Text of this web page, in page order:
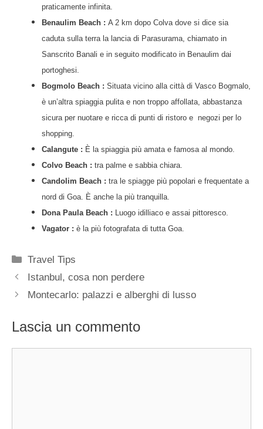
praticamente infinita.
Benaulim Beach : A 2 km dopo Colva dove si dice sia
caduta sulla terra la lancia di Parasurama, chiamato in
Sanscrito Banali e in seguito modificato in Benaulim dai
portoghesi.
Bogmolo Beach : Situata vicino alla città di Vasco Bogmalo,
è un’altra spiaggia pulita e non troppo affollata, abbastanza
sicura per nuotare e ricca di punti di ristoro e negozi per lo
shopping.
Calangute : È la spiaggia più amata e famosa al mondo.
Colvo Beach : tra palme e sabbia chiara.
Candolim Beach : tra le spiagge più popolari e frequentate a
nord di Goa. È anche la più tranquilla.
Dona Paula Beach : Luogo idilliaco e assai pittoresco.
Vagator : è la più fotografata di tutta Goa.
Categorie
Travel Tips
Istanbul, cosa non perdere
Montecarlo: palazzi e alberghi di lusso
Lascia un commento